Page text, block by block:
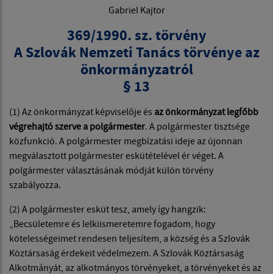
Gabriel Kajtor
369/1990. sz. törvény
A Szlovák Nemzeti Tanács törvénye az
önkormányzatról
§ 13
(1) Az önkormányzat képviselője és az önkormányzat legfőbb
végrehajtó szerve a polgármester. A polgármester tisztsége
közfunkció. A polgármester megbízatási ideje az újonnan
megválasztott polgármester eskütételével ér véget. A
polgármester választásának módját külön törvény
szabályozza.
(2) A polgármester esküt tesz, amely így hangzik:
„Becsületemre és lelkiismeretemre fogadom, hogy
kötelességeimet rendesen teljesítem, a község és a Szlovák
Köztársaság érdekeit védelmezem. A Szlovák Köztársaság
Alkotmányát, az alkotmányos törvényeket, a törvényeket és az